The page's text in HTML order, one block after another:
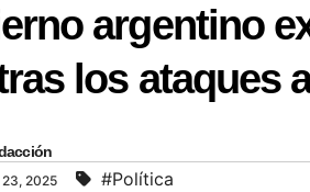
argentino
los ataques
2025 #Política